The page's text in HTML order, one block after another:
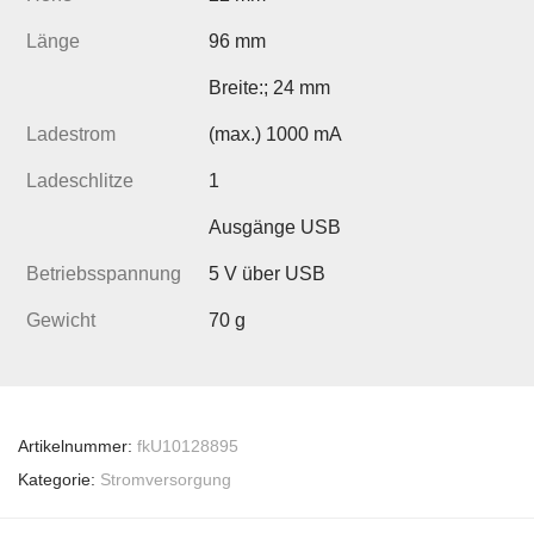
Länge 96 mm
Breite:; 24 mm
Ladestrom (max.) 1000 mA
Ladeschlitze 1
Ausgänge USB
Betriebsspannung 5 V über USB
Gewicht 70 g
Artikelnummer: fkU10128895
Kategorie: Stromversorgung